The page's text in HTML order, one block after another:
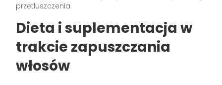
przetłuszczenia.
Dieta i suplementacja w
trakcie zapuszczania
włosów